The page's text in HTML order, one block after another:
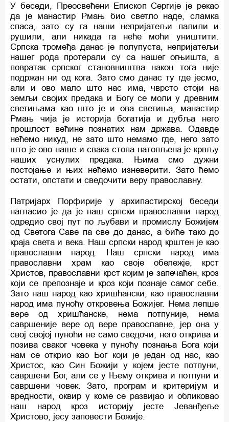
У беседи, Преосвећени Епископ Сергије је рекао
да је манастир Рмањ био светло наде, сламка
спаса, зато су га наши непријатељи палили и
рушили, али никада га неће моћи уништити.
Српска тромеђа данас је полупуста, непријатељи
нашег рода протерали су са нашег огњишта, а
повратак српског становништва након тога није
подржан ни од кога. Зато смо данас ту где јесмо,
али и ово мало што нас има, чврсто стоји на
земљи својих предака и Богу се моли у древним
светињама као што је и ова светиња, манастир
Рмањ чија је историја богатија и дубља него
прошлост већине познатих нам држава. Одавде
нећемо никуд, не зато што немамо где, него зато
што је ово наше и свака стопа натопљена је крвљу
наших уснулих предака. Њима смо дужни
постојање и њих нећемо изневерити. Зато ћемо
остати, опстати и сведочити веру православну.
Патријарх Порфирије у архипастирској беседи
нагласио је да је наш српски православни народ
одредио свој пут по љубави и промислу Божијем
од Светога Саве па све до данас, а биће тако до
краја света и века. Наш српски народ крштен је као
православни народ. Наш српски народ има
православни храм као своје обележје, крст
Христов, православни крст којим је запечаћен, кроз
који се препознаје и кроз који познаје самог себе.
Зато наш народ као хришћански, као православни
народ има пуноћу откровења Божијег. Нема лепше
вере од хришћанске, нема потпуније, нема
савршеније вере од вере православне, јер она у
свој својој пуноћи не само сведочи, него открива и
позива сваког човека у пуноћу познања Бога који
нам се открио као Бог који је један од нас, као
Христос, као Син Божији у којем јесте потпуни,
савршени Бог, али се у Њему открива и потпуни и
савршени човек. Зато, програм и критеријум и
вредности, оквир у коме се развијао и обликовао
наш народ кроз историју јесте Јеванђеље
Христово, јесу заповести Божије.